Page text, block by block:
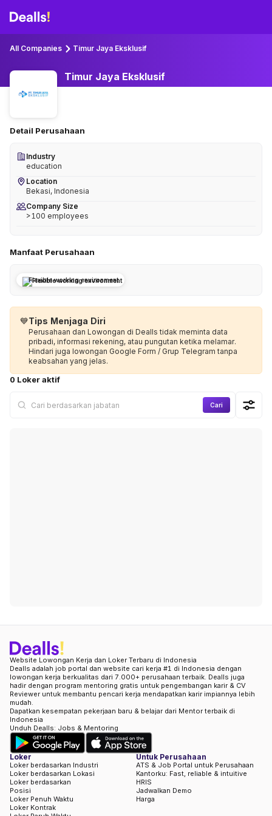
All Companies Timur Jaya Eksklusif
Timur Jaya Eksklusif
Detail Perusahaan
Industry
education
Location
Bekasi, Indonesia
Company Size
>100 employees
Manfaat Perusahaan
Flexible working environment
💙Tips Menjaga Diri
Perusahaan dan Lowongan di Dealls tidak meminta data
pribadi, informasi rekening, atau pungutan ketika melamar.
Hindari juga lowongan Google Form / Grup Telegram tanpa
keabsahan yang jelas.
0 Loker aktif
Cari
Website Lowongan Kerja dan Loker Terbaru di Indonesia
Dealls adalah job portal dan website cari kerja #1 di Indonesia dengan
lowongan kerja berkualitas dari 7.000+ perusahaan terbaik. Dealls juga
hadir dengan program mentoring gratis untuk pengembangan karir & CV
Reviewer untuk membantu pencari kerja mendapatkan karir impiannya lebih
mudah.
Dapatkan kesempatan pekerjaan baru & belajar dari Mentor terbaik di
Indonesia
Unduh Dealls: Jobs & Mentoring
Loker
Loker berdasarkan Industri
Loker berdasarkan Lokasi
Loker berdasarkan
Posisi
Loker Penuh Waktu
Loker Kontrak
Untuk Perusahaan
ATS & Job Portal untuk Perusahaan
Kantorku: Fast, reliable & intuitive
HRIS
Jadwalkan Demo
Harga